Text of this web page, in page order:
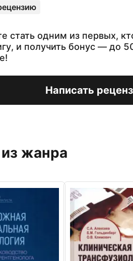
стать одним из первых,
и получить бонус — до
Написать
жанра